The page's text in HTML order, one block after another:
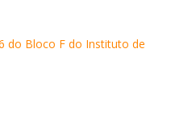
do Bloco F do Instituto de